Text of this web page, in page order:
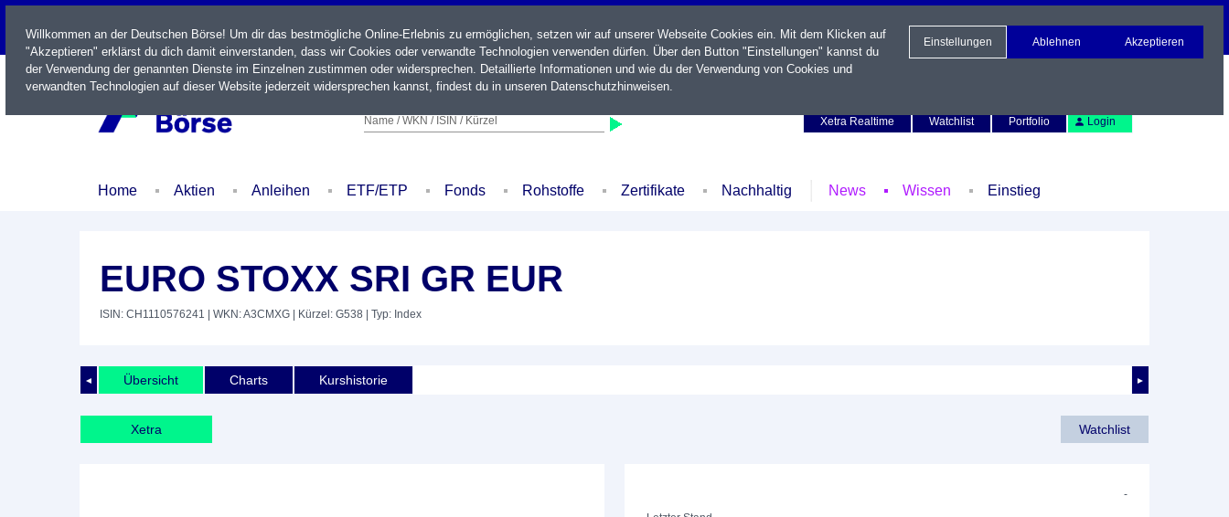
LIVE
Name / WKN / ISIN / Kürzel
Xetra Realtime
Watchlist Portfolio Login
Home Aktien Anleihen ETF/ETP Fonds Rohstoffe Zertifikate Nachhaltig News Wissen Einstieg
EURO STOXX SRI GR EUR
ISIN: CH1110576241 | WKN: A3CMXG | Kürzel: G538 | Typ: Index
◄ ►
Übersicht Charts Kurshistorie
Xetra Watchlist
-
Willkommen an der Deutschen Börse! Um dir das bestmögliche Online-Erlebnis zu ermöglichen, setzen wir auf unserer Webseite Cookies ein. Mit dem Klicken auf
"Akzeptieren" erklärst du dich damit einverstanden, dass wir Cookies oder verwandte Technologien verwenden dürfen. Über den Button "Einstellungen" kannst du
der Verwendung der genannten Dienste im Einzelnen zustimmen oder widersprechen. Detaillierte Informationen und wie du der Verwendung von Cookies und
verwandten Technologien auf dieser Website jederzeit widersprechen kannst, findest du in unseren Datenschutzhinweisen.
Einstellungen Ablehnen Akzeptieren